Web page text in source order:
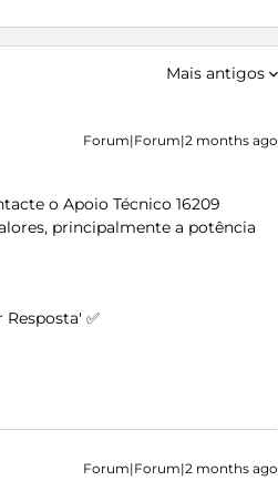
Mais antigos
Forum|Forum|2 months ago
o Apoio Técnico 16209
principalmente a potência
✅
Forum|Forum|2 months ago